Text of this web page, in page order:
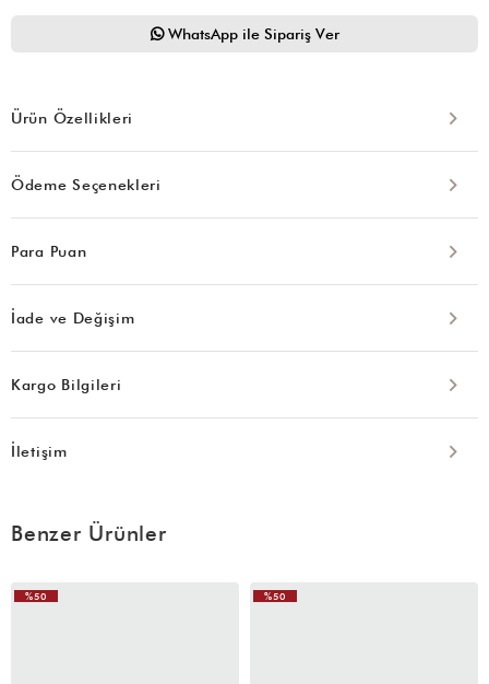
WhatsApp ile Sipariş Ver
Ürün Özellikleri
Ödeme Seçenekleri
Para Puan
İade ve Değişim
Kargo Bilgileri
İletişim
Benzer Ürünler
%50 %50